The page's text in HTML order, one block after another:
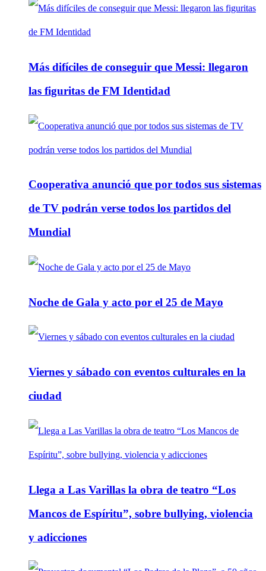
Más difíciles de conseguir que Messi: llegaron
las figuritas de FM Identidad
Cooperativa anunció que por todos sus sistemas
de TV podrán verse todos los partidos del
Mundial
Noche de Gala y acto por el 25 de Mayo
Viernes y sábado con eventos culturales en la
ciudad
Llega a Las Varillas la obra de teatro “Los
Mancos de Espíritu”, sobre bullying, violencia
y adicciones